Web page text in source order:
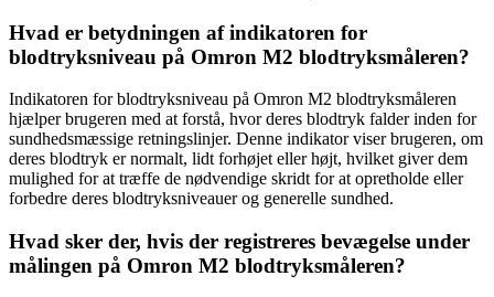
Hvad er betydningen af indikatoren for
blodtryksniveau på Omron M2 blodtryksmåleren?
Indikatoren for blodtryksniveau på Omron M2 blodtryksmåleren
hjælper brugeren med at forstå, hvor deres blodtryk falder inden for
sundhedsmæssige retningslinjer. Denne indikator viser brugeren, om
deres blodtryk er normalt, lidt forhøjet eller højt, hvilket giver dem
mulighed for at træffe de nødvendige skridt for at opretholde eller
forbedre deres blodtryksniveauer og generelle sundhed.
Hvad sker der, hvis der registreres bevægelse under
målingen på Omron M2 blodtryksmåleren?